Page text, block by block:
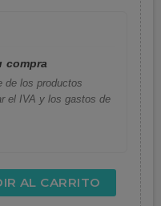
compra
de los productos
el IVA y los gastos de
AL CARRITO